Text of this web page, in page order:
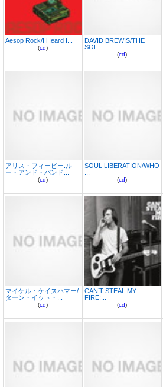
Aesop Rock/I Heard I...
(cd)
DAVID BREWIS/THE
SOF...
(cd)
アリス・フィービー.ル
ー・アンド・バンド...
(cd)
SOUL LIBERATION/WHO
(cd)
マイケル・ケイスハマー/
ターン・イット・...
(cd)
CAN’T STEAL MY
FIRE:...
(cd)